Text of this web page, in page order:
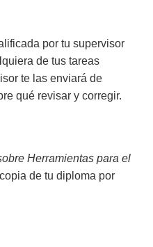
por tu supervisor
de tus tareas
te las enviará de
qué revisar y corregir.
Herramientas para el
de tu diploma por